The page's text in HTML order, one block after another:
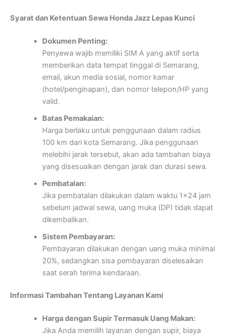
Syarat dan Ketentuan Sewa Honda Jazz Lepas Kunci
Dokumen Penting:
Penyewa wajib memiliki SIM A yang aktif serta
memberikan data tempat tinggal di Semarang,
email, akun media sosial, nomor kamar
(hotel/penginapan), dan nomor telepon/HP yang
valid.
Batas Pemakaian:
Harga berlaku untuk penggunaan dalam radius
100 km dari kota Semarang. Jika penggunaan
melebihi jarak tersebut, akan ada tambahan biaya
yang disesuaikan dengan jarak dan durasi sewa.
Pembatalan:
Jika pembatalan dilakukan dalam waktu 1×24 jam
sebelum jadwal sewa, uang muka (DP) tidak dapat
dikembalikan.
Sistem Pembayaran:
Pembayaran dilakukan dengan uang muka minimal
20%, sedangkan sisa pembayaran diselesaikan
saat serah terima kendaraan.
Informasi Tambahan Tentang Layanan Kami
Harga dengan Supir Termasuk Uang Makan:
Jika Anda memilih layanan dengan supir, biaya